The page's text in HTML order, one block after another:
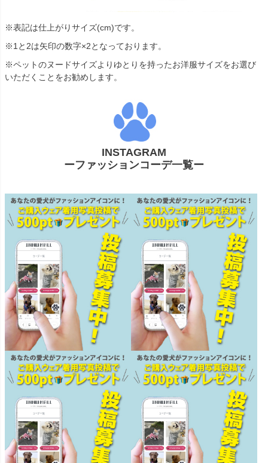
※表記は仕上がりサイズ(cm)です。
※1と2は矢印の数字×2となっております。
※ペットのヌードサイズよりゆとりを持ったお洋服サイズをお選び
いただくことをお勧めします。
INSTAGRAM
ーファッションコーデ一覧ー